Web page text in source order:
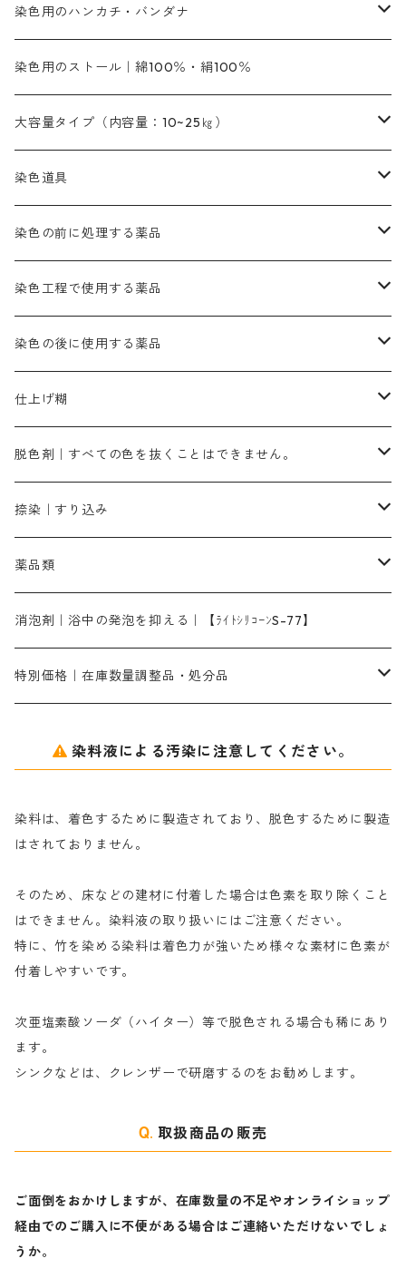
紫色系
緑色系
茶色系
染料一覧ー100g入り
染料一覧ー500g入り
橙色系
緑色系
茶色系
灰色系
黒色系
1kg
茶色｜20g入りのみ公開
灰色｜20g入りのみ公開
黒色
エロ―M3G｜定番の色合い
エロー ＭＧＲ｜明るい緑みの黄色
オレンジ系
オレンヂMG｜黄みの橙色
オレンヂMGD（定番の色合い）
赤色系
レットMFB｜赤色（定番の色合い）
レットMG｜黄みの朱色
ピンクMB｜ピンク色
ローズMB｜鮮やかなピンク色）
青色系
ネビーブルーMB（定番の色合い）
ブルーMB（定番の色合い）
スカイブルーMG｜緑みの空色
ターキスブルーHNG｜緑みの空色
紫色系
バイオレットMFB
緑色系
ダークグリンMG（定番の色合い）
グリーンMB｜緑色
茶色系
ダークブロンMFB｜こげ茶色
ブロンHNR｜こげ茶色
黒色系
ブラックMK（赤みの黒色）
ブラックMG（青みの黒色）
白色系（定番の色合い）
ネオホワイトR
ファストエロ―5GN（黄色）
NSBAブルー
群青
白色｜胡粉
黒色｜在庫処分特価
緑色｜在庫処分特価
茶色｜在庫処分特価
インド茜・西洋茜の個別販売
カッチ｜茶系
霧島産・晩秋茶｜黄金色（赤みの黄色）｜準備中
媒染剤
アルミ媒染剤
鉄媒染剤
ソーダ灰｜アルカリ性のPH調整剤
藍染
ぶどう糖
ハイドロサルファイトコンク
染色用途のハンカチ・バンダナ
45cm×45cm（ハンカチ）｜端の始末も綿糸｜タグなし
54cm×54cm（バンダナ）｜端の始末も綿糸｜タグなし
塩基性染料（混色可能）
ビスマークブロンB｜赤茶色
塩基性エロ―｜液体タイプ
ローダミンB｜赤紫色｜マゼンダ色
オリジナル染料｜スス竹色｜ミキセットファストブロンGR
初心者向けお試しセット販売
インディゴピュア
アルカリ剤
ハイドロサルファイトコンク
酸性剤
染色用のハンカチ・バンダナ
45cm×45cm（ハンカチ）｜端の始末も綿糸｜タグなし
54cm×54cm（バンダナ）｜端の始末も綿糸｜タグなし
染色用のストール｜綿100％・絹100％
大容量タイプ（内容量：10~25㎏）
芒硝｜綿の染色時の吸収促進剤
ソーダ灰｜アルカリ性のPH調整剤
硫酸第一鉄｜鉄媒染剤
染色道具
刷毛
摺込み刷毛（スリコミハケ）ー夏毛（硬いタイプ）
摺込み刷毛（スリコミハケ）ー冬毛（柔らかいタイプ）
片羽刷毛
ローケツ筆
ローケツ用筆｜1本～販売
ローケツ用筆ー10%off｜20本セットお取り寄せ品
洋型紙（9番手｜中薄口、10番手｜中厚口）
有償サンプル品｜約20cm×27cm
洋型紙9番手｜中薄口｜約54cm×110cm
張木｜入荷待ち
伸子
型洗いブラシ
染色の前に処理する薬品
精練剤｜汚れ落とし剤｜針状マルセル石鹸
糊落とし剤｜ソルベンCA
濃染処理剤｜ソルバックスPS－900
染色工程で使用する薬品
染料の吸収促進剤
酢酸｜絹・羊毛・ナイロンに使用する
芒硝｜綿・麻の染色に使用する。
染料のムラ染め抑制剤（均染剤）
アゾリン200％｜綿・麻・絹・羊毛・ナイロンの染色
レオニールEHC｜反応染料用
染料の浸透剤
ソルバライトS-70｜各種繊維の浸し染めに使用可能
染料の定着向上剤
ライトフィックスAコンク｜綿・麻もしくは直接染料で染めた素材
シルクフィックス３A｜絹の染料定着向上剤
アルカリ剤｜反応染料用
ソーダ灰
染料溶解剤
セレナゾールPDN｜各種染料の染料溶解剤
染色の後に使用する薬品
ソーピング剤｜未定着の染料を除去すること
ネオポールB－300｜反応染料のソーピング剤
仕上げ剤｜柔軟・平滑剤
白場汚染防止剤
仕上げ糊
カルボキシメチルセルロース（CMC）
海藻系
たんぱく質系
化学糊（PVA）
防腐剤｜アルカリ性
脱色剤｜すべての色を抜くことはできません。
脱色剤
全体脱色｜ハイドロサルファイトコンク
部分脱色｜デグロリンSコンク
脱色助剤｜浸透・複色抑制剤
メイプロガムNP｜にじみ防止剤
アミラヂンD｜浸透・複色抑制剤
捺染｜すり込み
染料溶解剤｜染料の均一な浸透・吸着を補助する
捺染糊
メイプロガムNP（綿・麻・絹用｜直接・酸性・含金染料用）
白場汚染防止剤｜ソーピング剤｜水洗する際の再汚染防止剤
薬品類
ア行
カ行
ナ行
ハ行
マ行
消泡剤｜浴中の発泡を抑える｜【ﾗｲﾄｼﾘｺｰﾝS-77】
特別価格｜在庫数量調整品・処分品
粉末顔料
綿・麻を染める染料
絹・羊毛を染める染料
染料液による汚染に注意してください。
染料は、着色するために製造されており、脱色するために製造
はされておりません。
そのため、床などの建材に付着した場合は色素を取り除くこと
はできません。染料液の取り扱いにはご注意ください。
特に、竹を染める染料は着色力が強いため様々な素材に色素が
付着しやすいです。
次亜塩素酸ソーダ（ハイター）等で脱色される場合も稀にあり
ます。
シンクなどは、クレンザーで研磨するのをお勧めします。
取扱商品の販売
ご面倒をおかけしますが、在庫数量の不足やオンライショップ
経由でのご購入に不便がある場合はご連絡いただけないでしょ
うか。